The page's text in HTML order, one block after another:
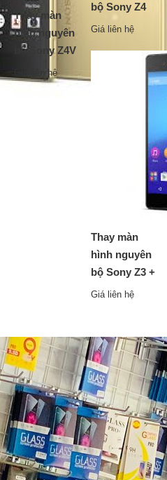
Thay màn
hình nguyên
bộ Sony Z4V
Giá liên hệ
bộ Sony Z4
Giá liên hệ
Thay màn
hình nguyên
bộ Sony Z3 +
Giá liên hệ